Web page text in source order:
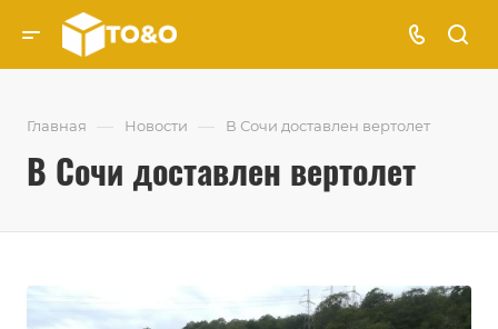
Главная — Новости — В Сочи доставлен вертолет
В Сочи доставлен вертолет